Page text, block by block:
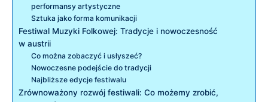
performansy artystyczne
Sztuka jako⁣ forma komunikacji
Festiwal Muzyki Folkowej: Tradycje i nowoczesność
w austrii
Co można zobaczyć i usłyszeć?
Nowoczesne podejście do tradycji
Najbliższe edycje festiwalu
Zrównoważony rozwój festiwali: Co możemy zrobić,